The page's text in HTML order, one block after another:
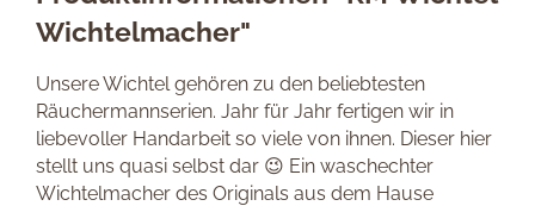
Wichtelmacher"
Unsere Wichtel gehören zu den beliebtesten
Räuchermannserien. Jahr für Jahr fertigen wir in
liebevoller Handarbeit so viele von ihnen. Dieser hier
stellt uns quasi selbst dar 😉 Ein waschechter
Wichtelmacher des Originals aus dem Hause